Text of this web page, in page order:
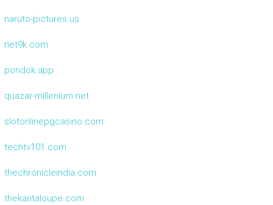
naruto-pictures.us
net9k.com
pondok.app
quazar-millenium.net
slotonlinepgcasino.com
techtv101.com
thechronicleindia.com
thekantaloupe.com